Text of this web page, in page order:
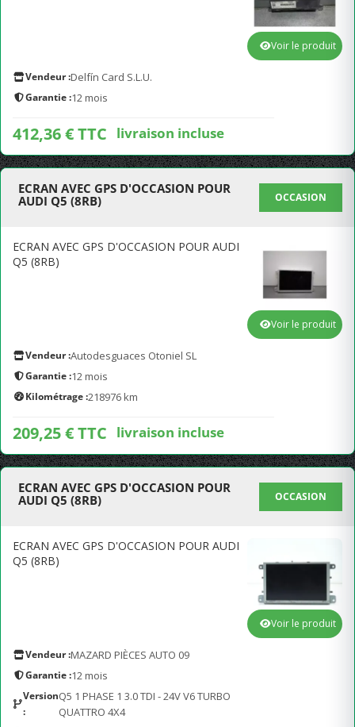
Vendeur :Delfín Card S.L.U.
Garantie :12 mois
412,36 € TTC livraison incluse
Voir le produit
ECRAN AVEC GPS D'OCCASION POUR
AUDI Q5 (8RB)
OCCASION
ECRAN AVEC GPS D'OCCASION POUR AUDI
Q5 (8RB)
Vendeur :Autodesguaces Otoniel SL
Garantie :12 mois
Kilométrage :218976 km
209,25 € TTC livraison incluse
Voir le produit
ECRAN AVEC GPS D'OCCASION POUR
AUDI Q5 (8RB)
OCCASION
ECRAN AVEC GPS D'OCCASION POUR AUDI
Q5 (8RB)
Vendeur :MAZARD PIÈCES AUTO 09
Garantie :12 mois
Version
:
Q5 1 PHASE 1 3.0 TDI - 24V V6 TURBO
QUATTRO 4X4
Voir le produit